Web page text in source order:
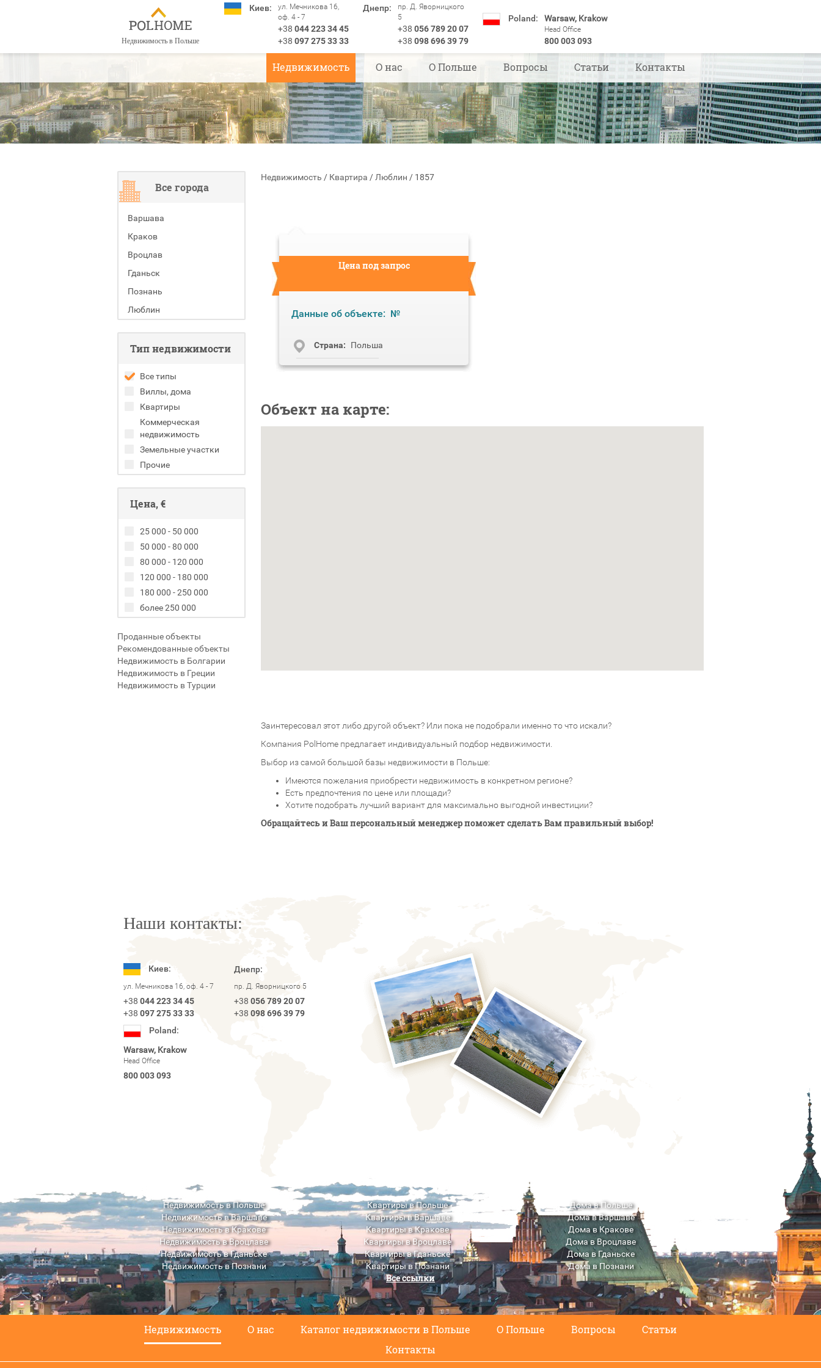
Недвижимость в Польше
Киев:
ул. Мечникова 16,
оф. 4 - 7
+38 044 223 34 45
+38 097 275 33 33
Днепр:
пр. Д. Яворницкого
5
+38 056 789 20 07
+38 098 696 39 79
Poland: Warsaw, Krakow
Head Office
800 003 093
Недвижимость О нас О Польше Вопросы Статьи Контакты
Все города
Варшава
Краков
Вроцлав
Гданьск
Познань
Люблин
Тип недвижимости
Все типы
Виллы, дома
Квартиры
Коммерческая
недвижимость
Земельные участки
Прочие
Цена, €
25 000 - 50 000
50 000 - 80 000
80 000 - 120 000
120 000 - 180 000
180 000 - 250 000
более 250 000
Проданные объекты
Рекомендованные объекты
Недвижимость в Болгарии
Недвижимость в Греции
Недвижимость в Турции
Недвижимость / Квартира / Люблин / 1857
Цена под запрос
Данные об объекте: №
Cтрана: Польша
Объект на карте:
Заинтересовал этот либо другой объект? Или пока не подобрали именно то что искали?
Компания PolHome предлагает индивидуальный подбор недвижимости.
Выбор из самой большой базы недвижимости в Польше:
Имеются пожелания приобрести недвижимость в конкретном регионе?
Есть предпочтения по цене или площади?
Хотите подобрать лучший вариант для максимально выгодной инвестиции?
Обращайтесь и Ваш персональный менеджер поможет сделать Вам правильный выбор!
Наши контакты:
Киев:
ул. Мечникова 16, оф. 4 - 7
+38 044 223 34 45
+38 097 275 33 33
Днепр:
пр. Д. Яворницкого 5
+38 056 789 20 07
+38 098 696 39 79
Poland:
Warsaw, Krakow
Head Office
800 003 093
Недвижимость в Польше
Недвижимость в Варшаве
Недвижимость в Кракове
Недвижимость в Вроцлаве
Недвижимость в Гданьске
Недвижимость в Познани
Недвижимость в Люблине
Квартиры в Польше
Квартиры в Варшаве
Квартиры в Кракове
Квартиры в Вроцлаве
Квартиры в Гданьске
Квартиры в Познани
Квартиры в Люблине
Дома в Польше
Дома в Варшаве
Дома в Кракове
Дома в Вроцлаве
Дома в Гданьске
Дома в Познани
Дома в Люблине
Все ссылки
Недвижимость О нас Каталог недвижимости в Польше О Польше Вопросы
Статьи
Контакты